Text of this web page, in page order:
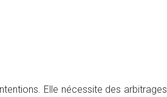
Elle nécessite des arbitrages